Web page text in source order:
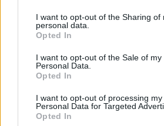
I want to opt-out of the Sharing of
personal data.
Opted In
I want to opt-out of the Sale of my
Personal Data.
Opted In
I want to opt-out of processing my
Personal Data for Targeted
Opted In
Alexander totalmente perdido,
a torcer al aceptar el gran nivel
intento de dejada,
inalcanzables para su oponente.